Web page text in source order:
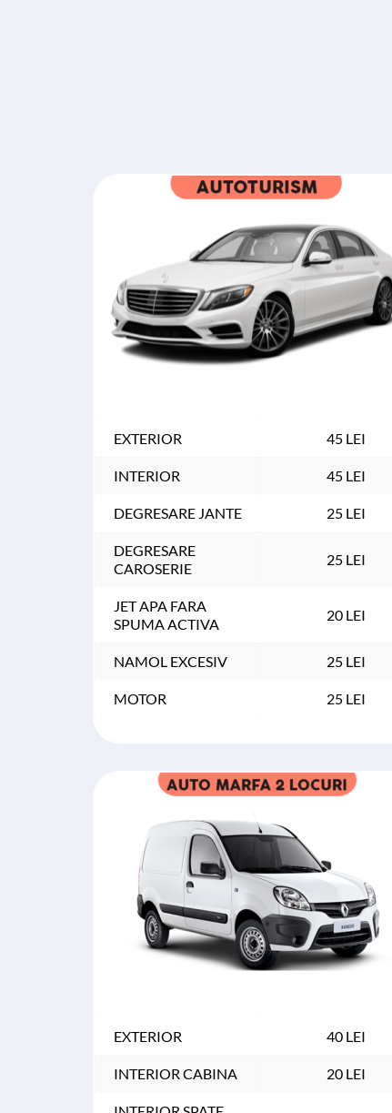
EXTERIOR 45 LEI
INTERIOR 45 LEI
DEGRESARE JANTE 25 LEI
DEGRESARE
CAROSERIE
25 LEI
JET APA FARA
SPUMA ACTIVA
20 LEI
NAMOL EXCESIV 25 LEI
MOTOR 25 LEI
EXTERIOR 40 LEI
INTERIOR CABINA 20 LEI